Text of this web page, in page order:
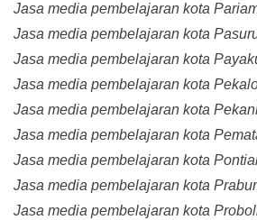
Jasa media pembelajaran kota
Jasa media pembelajaran kota
Jasa media pembelajaran kota
Jasa media pembelajaran kota
Jasa media pembelajaran kota
Jasa media pembelajaran kota
Jasa media pembelajaran kota
Jasa media pembelajaran kota
Jasa media pembelajaran kota